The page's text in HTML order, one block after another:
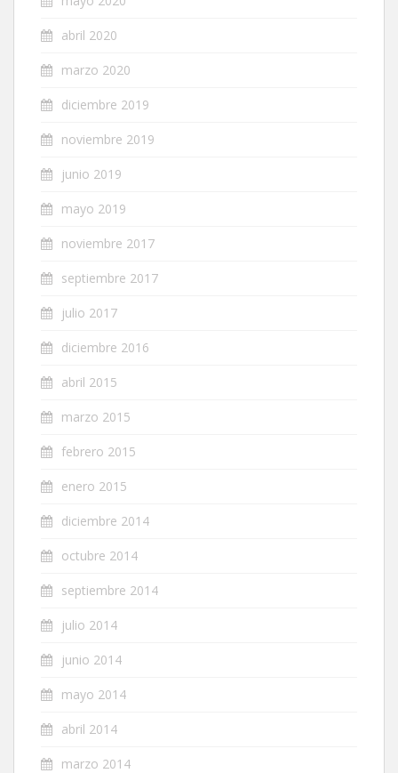
abril 2020
marzo 2020
diciembre 2019
noviembre 2019
junio 2019
mayo 2019
noviembre 2017
septiembre 2017
julio 2017
diciembre 2016
abril 2015
marzo 2015
febrero 2015
enero 2015
diciembre 2014
octubre 2014
septiembre 2014
julio 2014
junio 2014
mayo 2014
abril 2014
marzo 2014